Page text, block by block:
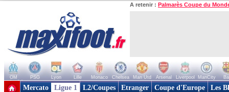
A retenir : Palmarès Coupe du
OM PSG Lyon Lille Monaco Chelsea Man Utd Arsenal Liverpool ManCity
+ de clubs
Mercato Ligue 1 L2/Coupes Etranger Coupe d'Europe Les